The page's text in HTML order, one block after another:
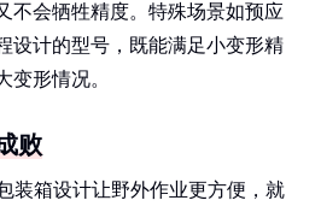
不会牺牲精度。特殊场景如预应
设计的型号，既能满足小变形精
变形情况。
败
装箱设计让野外作业更方便，就